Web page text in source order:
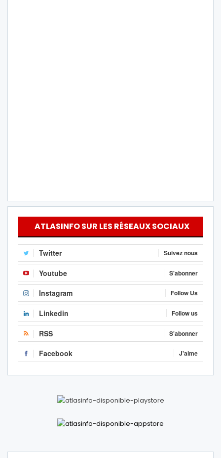
ATLASINFO SUR LES RÉSEAUX SOCIAUX
Twitter Suivez nous
Youtube S'abonner
Instagram Follow Us
Linkedin Follow us
RSS S'abonner
Facebook J'aime